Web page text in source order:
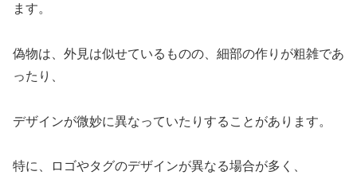
ます。
偽物は、外見は似せているものの、細部の作りが粗雑であ
ったり、
デザインが微妙に異なっていたりすることがあります。
特に、ロゴやタグのデザインが異なる場合が多く、